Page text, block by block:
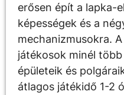
erősen épít a lapka-
képességek és a
mechanizmusokra.
játékosok minél
épületeik és
átlagos játékidő 1-2